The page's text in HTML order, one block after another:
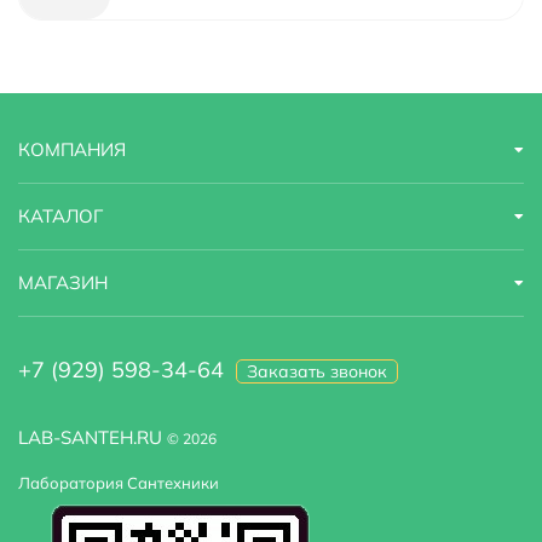
Форма раковины
Материал фасада
Оснащение крепления
Система хранения С ящиками
Цвет раковины : Белый
LAB-SANTEH.RU © 2026
Лаборатория Сантехники
КОМПАНИЯ
КАТАЛОГ
МАГАЗИН
+7 (929) 598-34-64 Заказать звонок